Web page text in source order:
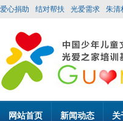
爱心捐助 结对帮扶 光爱需求 朱清
网站首页 新闻动态 关